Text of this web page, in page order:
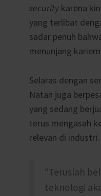
securitykarena
yang terlibat
sadar penuh
menunjang
Selaras dengan
Natan juga
yang sedang
terus mengasah
relevan di industri.
“Teruslah
teknologi